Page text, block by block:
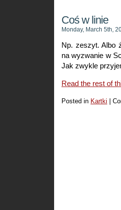
Coś w linie
Monday, March 5th,
Np. zeszyt. Albo
na wyzwanie w
Jak zwykle
Read the rest of
Posted in Kartki